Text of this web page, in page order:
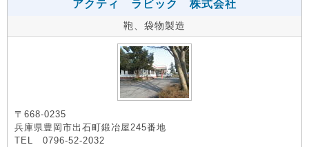
アクティ ラビック 株式会社
鞄、袋物製造
〒668-0235
兵庫県豊岡市出石町鍛冶屋245番地
TEL 0796-52-2032